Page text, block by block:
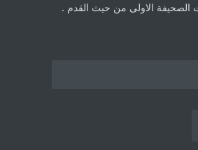
‏الصحيفة الاولى من حيث القدم .